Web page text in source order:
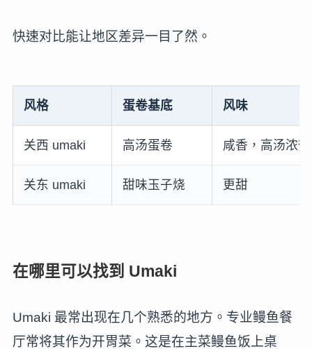
快速对比能让地区差异一目了然。
风格 蛋卷基底 风味
关西 umaki 高汤蛋卷 咸香，高汤浓郁
关东 umaki 甜味玉子烧 更甜
在哪里可以找到 Umaki
Umaki 最常出现在几个熟悉的地方。专业鳗鱼餐
厅常将其作为开胃菜。这是在主菜鳗鱼饭上桌